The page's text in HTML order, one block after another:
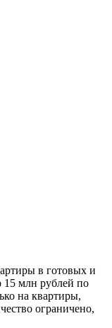
в готовых и
15 млн рублей по
на квартиры,
ограничено,